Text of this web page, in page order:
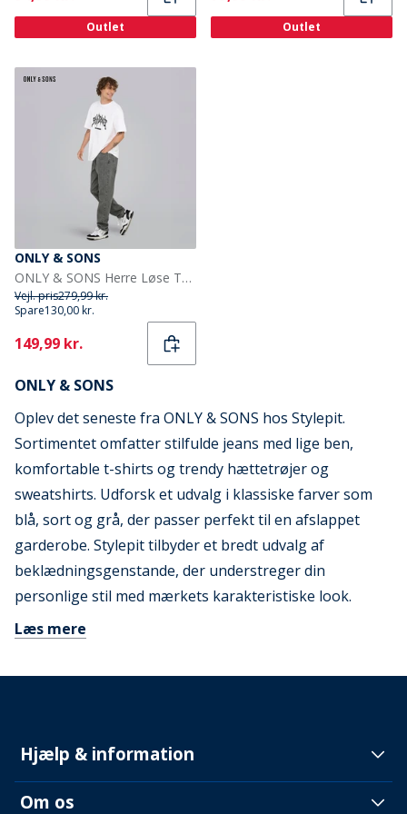
Outlet Outlet
ONLY & SONS
ONLY & SONS Herre Løse Tape Jeans Medium Grey Denim
Vejl. pris279,99 kr.
Spare130,00 kr.
Current
149,99 kr.
ONLY & SONS
Oplev det seneste fra ONLY & SONS hos Stylepit.
Sortimentet omfatter stilfulde jeans med lige ben,
komfortable t-shirts og trendy hættetrøjer og
sweatshirts. Udforsk et udvalg i klassiske farver som
blå, sort og grå, der passer perfekt til en afslappet
garderobe. Stylepit tilbyder et bredt udvalg af
beklædningsgenstande, der understreger din
personlige stil med mærkets karakteristiske look.
Læs mere
Hjælp & information
Om os